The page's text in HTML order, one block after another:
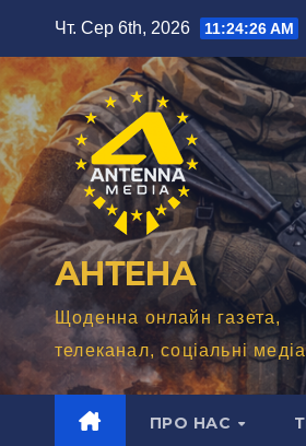
вмісту
Чт. Сер 6th, 2026 11:24:28 AM
АНТЕНА
Щоденна онлайн газета,
телеканал, соціальні медіа
ПРО НАС